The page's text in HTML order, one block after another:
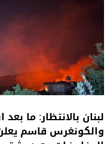
لبنان بالانتظار: ما
والكونغرس قاسم